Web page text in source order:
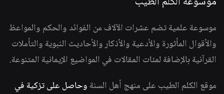
موسوعة علمية تضم عشرات الآلاف من الفوائد والحكم والمواعظ
والأقوال المأثورة والأدعية والأذكار والأحاديث النبوية والتأملات
القرآنية بالإضافة لمئات المقالات في المواضيع الإيمانية المتنوعة.
موقع الكلم الطيب على منهج أهل السنة وحاصل على تزكية في